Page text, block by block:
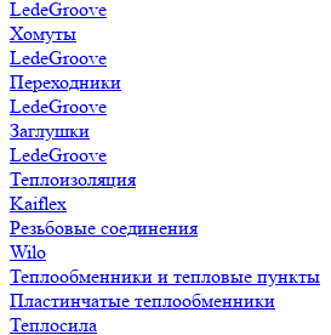
LedeGroove
Хомуты
LedeGroove
Переходники
LedeGroove
Заглушки
LedeGroove
Теплоизоляция
Kaiflex
Резьбовые соединения
Wilo
Теплообменники и тепловые пункты
Пластинчатые теплообменники
Теплосила